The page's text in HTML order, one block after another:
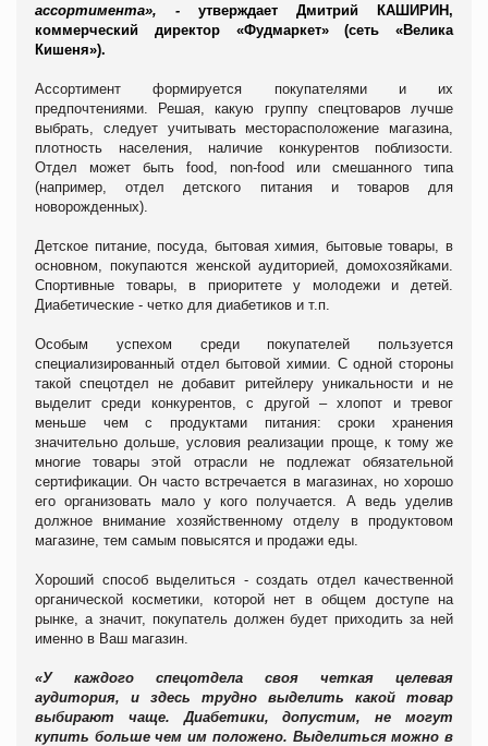
ассортимента», - утверждает Дмитрий КАШИРИН,
коммерческий директор «Фудмаркет» (сеть «Велика
Кишеня»).
Ассортимент формируется покупателями и их
предпочтениями. Решая, какую группу спецтоваров лучше
выбрать, следует учитывать месторасположение магазина,
плотность населения, наличие конкурентов поблизости.
Отдел может быть food non-food или смешанного типа
(например, отдел детского питания и товаров для
новорожденных).
Детское питание, посуда, бытовая химия, бытовые товары, в
основном, покупаются женской аудиторией, домохозяйками.
Спортивные товары, в приоритете у молодежи и детей.
Диабетические - четко для диабетиков и т.п.
Особым успехом среди покупателей пользуется
специализированный отдел бытовой химии. С одной стороны
такой спецотдел не добавит ритейлеру уникальности и не
выделит среди конкурентов, с другой – хлопот и тревог
меньше чем с продуктами питания: сроки хранения
значительно дольше, условия реализации проще, к тому же
многие товары этой отрасли не подлежат обязательной
сертификации. Он часто встречается в магазинах, но хорошо
его организовать мало у кого получается. А ведь уделив
должное внимание хозяйственному отделу в продуктовом
магазине, тем самым повысятся и продажи еды.
Хороший способ выделиться - создать отдел качественной
органической косметики, которой нет в общем доступе на
рынке, а значит, покупатель должен будет приходить за ней
именно в Ваш магазин.
«У каждого спецотдела своя четкая целевая
аудитория, и здесь трудно выделить какой товар
выбирают чаще.
Диабетики, допустим, не могут
купить больше чем им положено. Выделиться можно в